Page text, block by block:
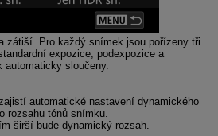
zátiší. Pro každý snímek jsou pořízeny tři
expozice, podexpozice a
automaticky sloučeny.
automatické nastavení dynamického
rozsahu tónů snímku.
širší bude dynamický rozsah.